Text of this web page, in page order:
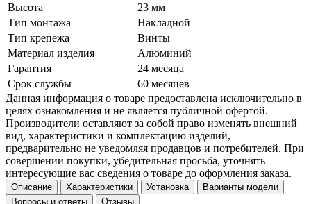
Высота
23 мм
Тип монтажа
Накладной
Тип крепежа
Винты
Материал изделия
Алюминий
Гарантия
24 месяца
Срок службы
60 месяцев
Данная информация о товаре предоставлена исключительно в
целях ознакомления и не является публичной офертой.
Производители оставляют за собой право изменять внешний
вид, характеристики и комплектацию изделий,
предварительно не уведомляя продавцов и потребителей. При
совершении покупки, убедительная просьба, уточнять
интересующие вас сведения о товаре до оформления заказа.
Описание Характеристики Установка
Варианты модели
Вопросы и ответы
Отзывы